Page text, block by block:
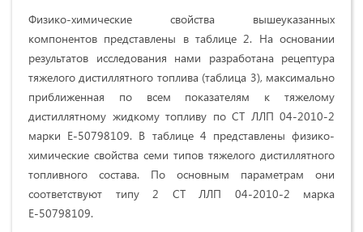
Физико-химические свойства вышеуказанных
компонентов представлены в таблице 2. На основании
результатов исследования нами разработана рецептура
тяжелого дистиллятного топлива (таблица 3), максимально
приближенная по всем показателям к тяжелому
дистиллятному жидкому топливу по СТ ЛЛП 04-2010-2
марки Е-50798109. В таблице 4 представлены физико-
химические свойства семи типов тяжелого дистиллятного
топливного состава. По основным параметрам они
соответствуют типу 2 СТ ЛЛП 04-2010-2 марка
Е-50798109.